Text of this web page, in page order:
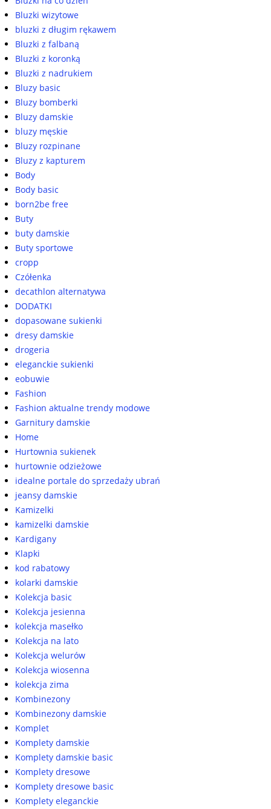
Bluzki wizytowe
bluzki z długim rękawem
Bluzki z falbaną
Bluzki z koronką
Bluzki z nadrukiem
Bluzy basic
Bluzy bomberki
Bluzy damskie
bluzy męskie
Bluzy rozpinane
Bluzy z kapturem
Body
Body basic
born2be free
Buty
buty damskie
Buty sportowe
cropp
Czółenka
decathlon alternatywa
DODATKI
dopasowane sukienki
dresy damskie
drogeria
eleganckie sukienki
eobuwie
Fashion
Fashion aktualne trendy modowe
Garnitury damskie
Home
Hurtownia sukienek
hurtownie odzieżowe
idealne portale do sprzedaży ubrań
jeansy damskie
Kamizelki
kamizelki damskie
Kardigany
Klapki
kod rabatowy
kolarki damskie
Kolekcja basic
Kolekcja jesienna
kolekcja masełko
Kolekcja na lato
Kolekcja welurów
Kolekcja wiosenna
kolekcja zima
Kombinezony
Kombinezony damskie
Komplet
Komplety damskie
Komplety damskie basic
Komplety dresowe
Komplety dresowe basic
Komplety eleganckie